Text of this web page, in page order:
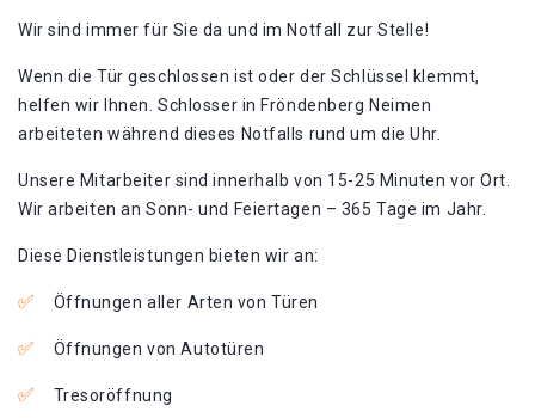
Wir sind immer für Sie da und im Notfall zur Stelle!
Wenn die Tür geschlossen ist oder der Schlüssel klemmt,
helfen wir Ihnen. Schlosser in Fröndenberg Neimen
arbeiteten während dieses Notfalls rund um die Uhr.
Unsere Mitarbeiter sind innerhalb von 15-25 Minuten vor Ort.
Wir arbeiten an Sonn- und Feiertagen – 365 Tage im Jahr.
Diese Dienstleistungen bieten wir an:
Öffnungen aller Arten von Türen
Öffnungen von Autotüren
Tresoröffnung